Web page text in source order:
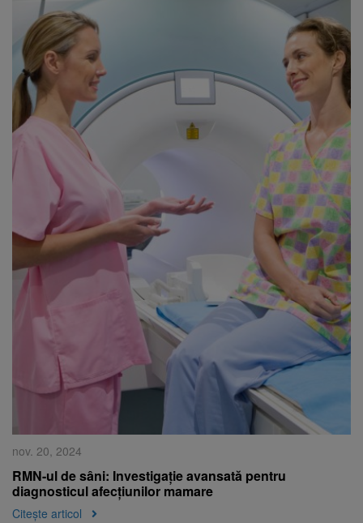
nov. 20, 2024
RMN-ul de sâni: Investigație avansată pentru
diagnosticul afecțiunilor mamare
Citește articol